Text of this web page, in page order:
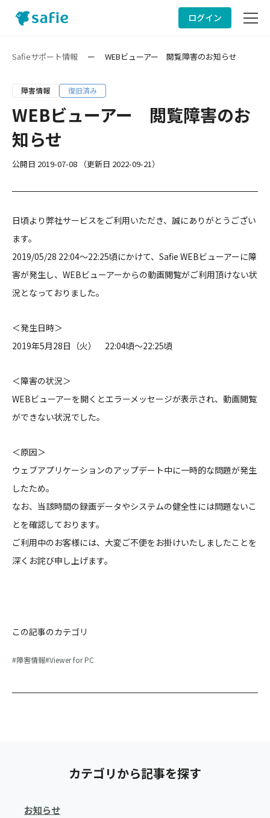
サービスサイト
サポート情報
ヘルプ
お問い合わせ
ログイン
Safieサポート情報 ー WEBビューアー 閲覧障害のお知らせ
障害情報 復旧済み
WEBビューアー 閲覧障害のお
知らせ
公開日 2019-07-08 （更新日 2022-09-21）
日頃より弊社サービスをご利用いただき、誠にありがとうござい
ます。
2019/05/28 22:04〜22:25頃にかけて、Safie WEBビューアーに障
害が発生し、WEBビューアーからの動画閲覧がご利用頂けない状
況となっておりました。
＜発生日時＞
2019年5月28日（火） 22:04頃〜22:25頃
＜障害の状況＞
WEBビューアーを開くとエラーメッセージが表示され、動画閲覧
ができない状況でした。
＜原因＞
ウェブアプリケーションのアップデート中に一時的な問題が発生
したため。
なお、当該時間の録画データやシステムの健全性には問題ないこ
とを確認しております。
ご利用中のお客様には、大変ご不便をお掛けいたしましたことを
深くお詫び申し上げます。
この記事のカテゴリ
障害情報 Viewer for PC
カテゴリから記事を探す
お知らせ